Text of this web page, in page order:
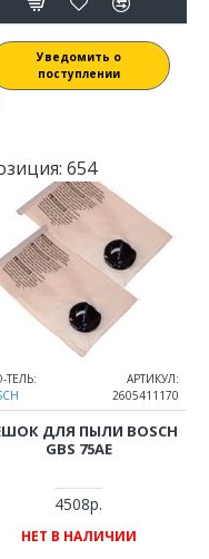
Уведомить о
поступлении
654
ТЕЛЬ:
АРТИКУЛ:
2605411170
ДЛЯ ПЫЛИ BOSCH
GBS 75AE
4508р.
НЕТ В НАЛИЧИИ